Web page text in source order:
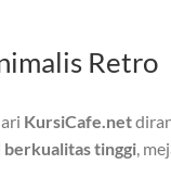
Retro
KursiCafe.net
berkualitas tinggi ,